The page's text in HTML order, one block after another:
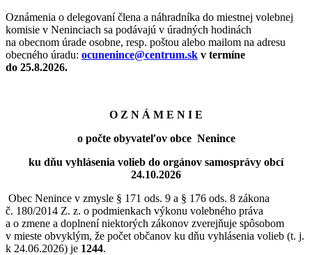
Oznámenia o delegovaní člena a náhradníka do miestnej volebnej
komisie v Neninciach sa podávajú v úradných hodinách
na obecnom úrade osobne, resp. poštou alebo mailom na adresu
obecného úradu: ocunenince@centrum.sk v termíne
do 25.8.2026.
O Z N Á M E N I E
o počte obyvateľov obce Nenince
ku dňu vyhlásenia volieb do orgánov samosprávy obcí
24.10.2026
Obec Nenince v zmysle § 171 ods. 9 a § 176 ods. 8 zákona
č. 180/2014 Z. z. o podmienkach výkonu volebného práva
a o zmene a doplnení niektorých zákonov zverejňuje spôsobom
v mieste obvyklým, že počet občanov ku dňu vyhlásenia volieb (t. j.
k 24.06.2026) je 1244.